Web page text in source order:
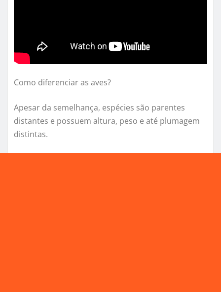
Como diferenciar as aves?
Apesar da semelhança, espécies são parentes
distantes e possuem altura, peso e até plumagem
distintas.